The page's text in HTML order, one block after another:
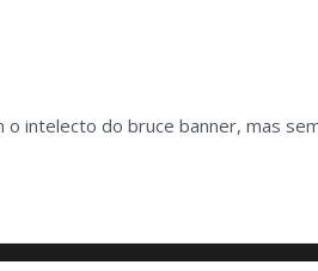
intelecto do bruce banner, mas